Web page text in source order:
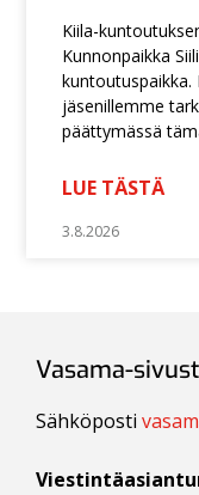
Kiila-
Kunnonpaikka
kuntoutuspaikka.
jäsenillemme
päättymässä
LUE TÄSTÄ
3.8.2026
Vasama-
Sähköposti